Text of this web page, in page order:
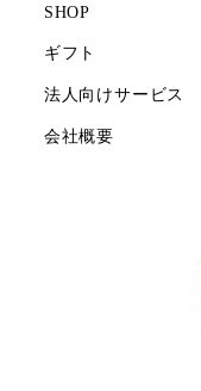
SHOP
ギフト
法人向けサービス
会社概要